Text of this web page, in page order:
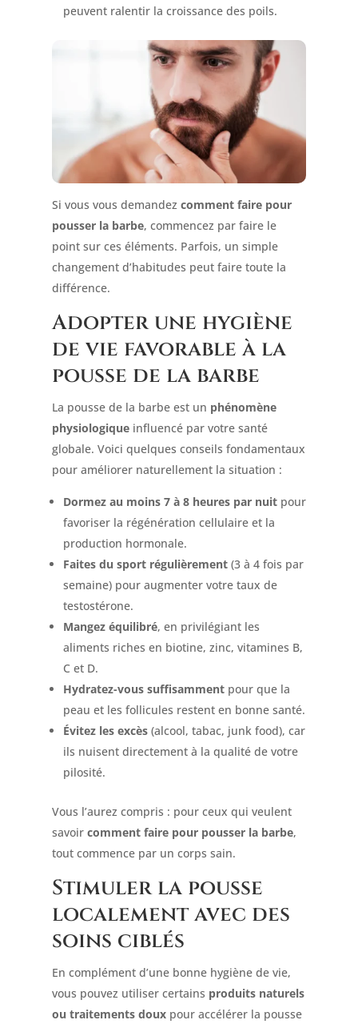
peuvent ralentir la croissance des poils.
Si vous vous demandez comment faire pour
pousser la barbe, commencez par faire le
point sur ces éléments. Parfois, un simple
changement d’habitudes peut faire toute la
différence.
Adopter une hygiène
de vie favorable à la
pousse de la barbe
La pousse de la barbe est un phénomène
physiologiqueinfluencé par votre santé
globale. Voici quelques conseils fondamentaux
pour améliorer naturellement la situation :
Dormez au moins 7 à 8 heures par nuitpour
favoriser la régénération cellulaire et la
production hormonale.
Faites du sport régulièrement(3 à 4 fois par
semaine) pour augmenter votre taux de
testostérone.
Mangez équilibré, en privilégiant les
aliments riches en biotine, zinc, vitamines B,
C et D.
Hydratez-vous suffisammentpour que la
peau et les follicules restent en bonne santé.
Évitez les excès(alcool, tabac, junk food), car
ils nuisent directement à la qualité de votre
pilosité.
Vous l’aurez compris : pour ceux qui veulent
savoir comment faire pour pousser la barbe,
tout commence par un corps sain.
Stimuler la pousse
localement avec des
soins ciblés
En complément d’une bonne hygiène de vie,
vous pouvez utiliser certains produits naturels
ou traitements douxpour accélérer la pousse